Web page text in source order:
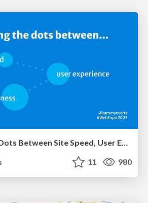
11 980